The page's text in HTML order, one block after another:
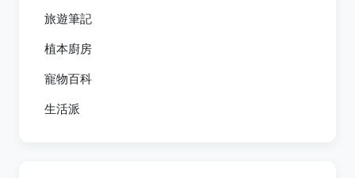
旅遊筆記
植本廚房
寵物百科
生活派